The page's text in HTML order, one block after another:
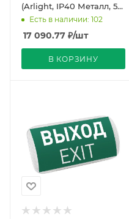
(Arlight, IP40 Металл, 5
лет)Есть в наличии: 102
17 090.77 ₽/шт
В КОРЗИНУ